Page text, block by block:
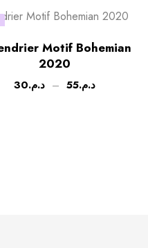
Motif Bohemian
2020
د.م.30 – د.م.55